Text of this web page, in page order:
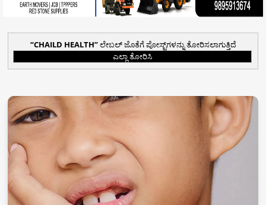
CHAILD HEALTH ಲೇಬಲ್ ಜೊತೆಗೆ ಪೋಸ್ಟ್‌ಗಳನ್ನು ತೋರಿಸಲಾಗುತ್ತಿದೆ
ಎಲ್ಲಾ ತೋರಿಸಿ